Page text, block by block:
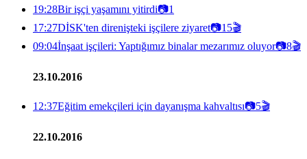
19:28Bir işçi yaşamını yitirdi📷1
17:27DİSK'ten direnişteki işçilere ziyaret📷15🎬
09:04İnşaat işçileri: Yaptığımız binalar mezarımız oluyor📷8🎬
23.10.2016
12:37Eğitim emekçileri için dayanışma kahvaltısı📷5🎬
22.10.2016